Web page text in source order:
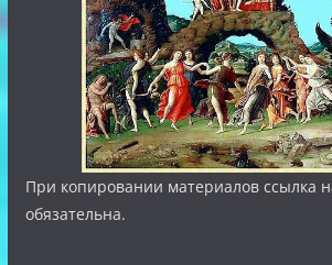
При копировании материалов ссылка
обязательна.